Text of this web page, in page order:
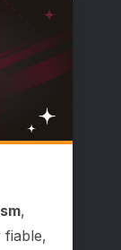
,
fiable,